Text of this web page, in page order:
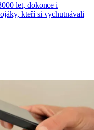
let, dokonce i
kteří si vychutnávali